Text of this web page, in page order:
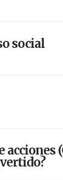
social